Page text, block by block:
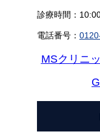
診療時間：
電話番号：
MSクリニ